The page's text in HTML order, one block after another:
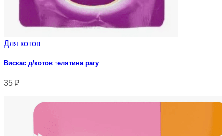
Для котов
Вискас д/котов телятина рагу
35 ₽